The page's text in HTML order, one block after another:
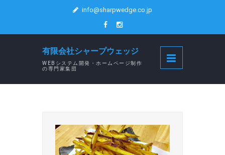
info@sharpwedge.co.jp
有限会社シャープウェッジ
WEBシステム開発・ホームページ制作
の専門家集団